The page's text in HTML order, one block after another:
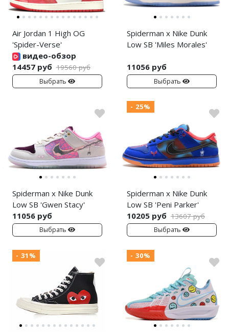
Air Jordan 1 High OG
'Spider-Verse'
видео-обзор
14457 руб 19560 руб
Выбрать
Spiderman x Nike Dunk
Low SB 'Miles Morales'
11056 руб
Выбрать
Spiderman x Nike Dunk
Low SB 'Gwen Stacy'
11056 руб
Выбрать
- 25%
Spiderman x Nike Dunk
Low SB 'Peni Parker'
10205 руб 13607 руб
Выбрать
- 31% - 30%